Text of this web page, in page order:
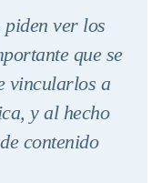
piden ver los
que se
vincularlos a
y al hecho
contenido